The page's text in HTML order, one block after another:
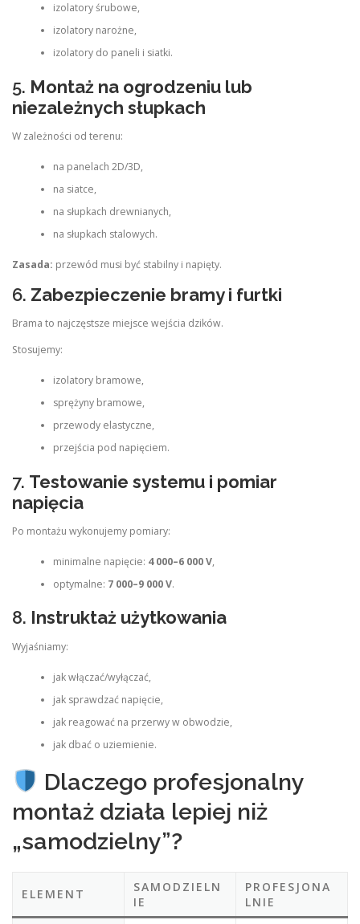
izolatory śrubowe,
izolatory narożne,
izolatory do paneli i siatki.
5. Montaż na ogrodzeniu lub
niezależnych słupkach
W zależności od terenu:
na panelach 2D/3D,
na siatce,
na słupkach drewnianych,
na słupkach stalowych.
Zasada: przewód musi być stabilny i napięty.
6. Zabezpieczenie bramy i furtki
Brama to najczęstsze miejsce wejścia dzików.
Stosujemy:
izolatory bramowe,
sprężyny bramowe,
przewody elastyczne,
przejścia pod napięciem.
7. Testowanie systemu i pomiar
napięcia
Po montażu wykonujemy pomiary:
minimalne napięcie: 4 000–6 000 V,
optymalne: 7 000–9 000 V.
8. Instruktaż użytkowania
Wyjaśniamy:
jak włączać/wyłączać,
jak sprawdzać napięcie,
jak reagować na przerwy w obwodzie,
jak dbać o uziemienie.
Dlaczego profesjonalny
montaż działa lepiej niż
„samodzielny”?
ELEMENT
SAMODZIELN
IE
PROFESJONA
LNIE